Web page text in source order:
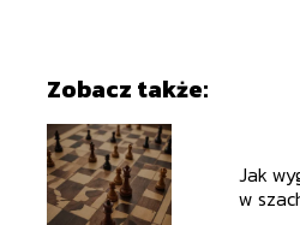
Zobacz także:
Jak
w